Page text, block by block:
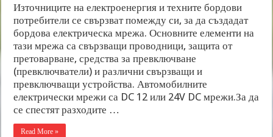
Източниците на електроенергия и техните бордови
потребители се свързват помежду си, за да създадат
бордова електрическа мрежа. Основните елементи на
тази мрежа са свързващи проводници, защита от
претоварване, средства за превключване
(превключватели) и различни свързващи и
превключващи устройства. Автомобилните
електрически мрежи са DC 12 или 24V DC мрежи.За да
се спестят разходите …
Read More »